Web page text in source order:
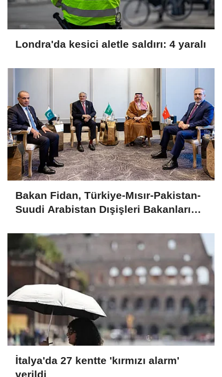
Londra'da kesici aletle saldırı: 4 yaralı
Bakan Fidan, Türkiye-Mısır-Pakistan-
Suudi Arabistan Dışişleri Bakanları
İtalya'da 27 kentte 'kırmızı alarm'
verildi